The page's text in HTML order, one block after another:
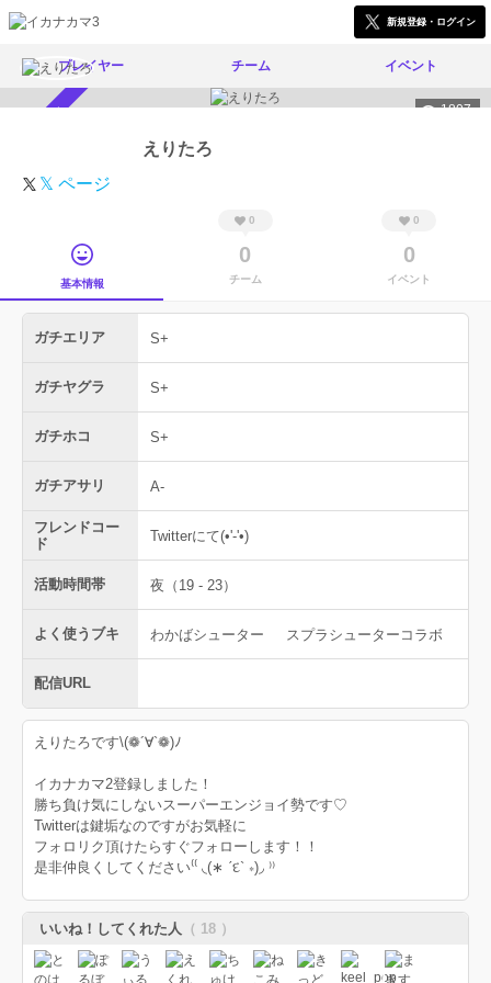
新規登録・ログイン
プレイヤー チーム イベント
1807
えりたろ
𝕏 ページ
基本情報
0
0
チーム
0
0
イベント
ガチエリア S+
ガチヤグラ S+
ガチホコ S+
ガチアサリ A-
フレンドコー
ド
Twitterにて(•'-'•)
活動時間帯 夜（19 - 23）
よく使うブキ わかばシューター スプラシューターコラボ
配信URL
えりたろです\(❁´∀`❁)ﾉ
イカナカマ2登録しました！
勝ち負け気にしないスーパーエンジョイ勢です♡
Twitterは鍵垢なのですがお気軽に
フォロリク頂けたらすぐフォローします！！
是非仲良くしてください⁽⁽ ◟(∗ ˊદ` ∗)◞ ⁾⁾
いいね！してくれた人 （ 18 ）